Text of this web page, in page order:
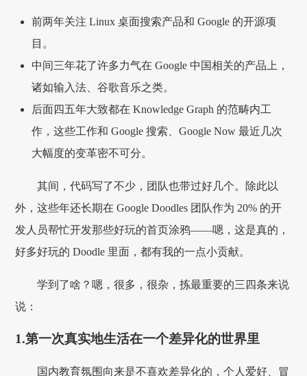
前两年关注 Linux 桌面搜索产品和 Google 的开源项
目。
中间三年花了许多力气在 Google 中国相关的产品上，
诸如输入法、谷歌音乐之类。
后面四五年大致都在 Knowledge Graph 的范畴内工
作，这些工作和 Google 搜索、Google Now 最近几次
大幅度的变革密不可分。
其间，代码写了不少，团队也带过好几个。除此以
外，这些年还长期在 Google Doodles 团队作为 20% 的开
发人员帮忙开发那些好玩的首页涂鸦——嗯，这是真的，
好多好玩的 Doodle 里面，都有我的一点小贡献。
学到了啥？嗯，很多，很杂，拣最重要的三四条来说
说：
1.第一次真实地生活在一个差异化的世界里
国内教育氛围向来是不喜欢差异化的，个人爱好、冒